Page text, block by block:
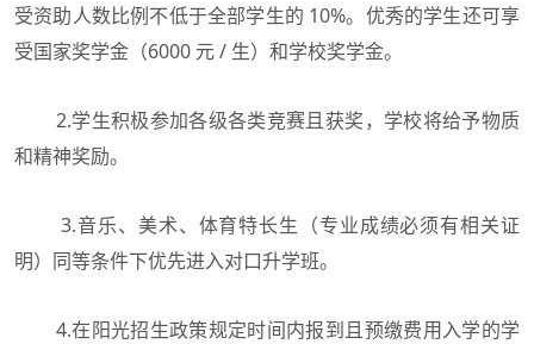
受资助人数比例不低于全部学生的 10%。优秀的学生还可享
受国家奖学金（6000 元 / 生）和学校奖学金。
2.学生积极参加各级各类竞赛且获奖，学校将给予物质
和精神奖励。
3.音乐、美术、体育特长生（专业成绩必须有相关证
明）同等条件下优先进入对口升学班。
4.在阳光招生政策规定时间内报到且预缴费用入学的学